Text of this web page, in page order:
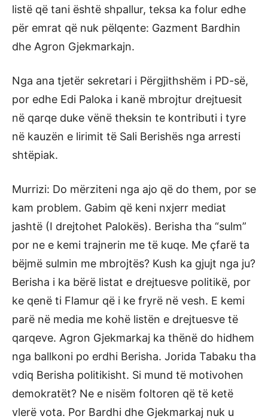
listë që tani është shpallur, teksa ka folur edhe
për emrat që nuk pëlqente: Gazment Bardhin
dhe Agron Gjekmarkajn.
Nga ana tjetër sekretari i Përgjithshëm i PD-së,
por edhe Edi Paloka i kanë mbrojtur drejtuesit
në qarqe duke vënë theksin te kontributi i tyre
në kauzën e lirimit të Sali Berishës nga arresti
shtëpiak.
Murrizi: Do mërziteni nga ajo që do them, por se
kam problem. Gabim që keni nxjerr mediat
jashtë (I drejtohet Palokës). Berisha tha “sulm”
por ne e kemi trajnerin me të kuqe. Me çfarë ta
bëjmë sulmin me mbrojtës? Kush ka gjujt nga ju?
Berisha i ka bërë listat e drejtuesve politikë, por
ke qenë ti Flamur që i ke fryrë në vesh. E kemi
parë në media me kohë listën e drejtuesve të
qarqeve. Agron Gjekmarkaj ka thënë do hidhem
nga ballkoni po erdhi Berisha. Jorida Tabaku tha
vdiq Berisha politikisht. Si mund të motivohen
demokratët? Ne e nisëm foltoren që të ketë
vlerë vota. Por Bardhi dhe Gjekmarkaj nuk u